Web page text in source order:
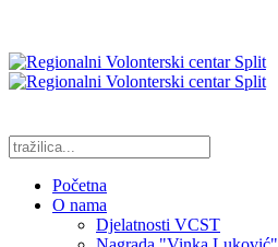
Početna
O nama
Djelatnosti VCST